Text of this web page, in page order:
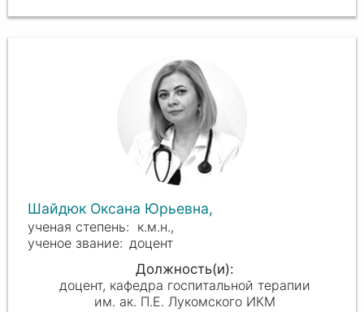
Шайдюк Оксана Юрьевна,
к.м.н.,
доцент
доцент, кафедра госпитальной терапии
им. ак. П.Е. Лукомского ИКМ